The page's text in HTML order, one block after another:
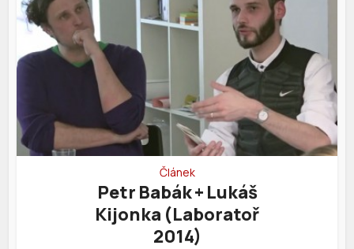
Článek
Petr Babák + Lukáš
Kijonka (Laboratoř
2014)